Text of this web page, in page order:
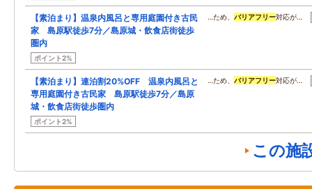
【素泊まり】温泉内風呂と専用庭園付き古民
家 島原駅徒歩7分／島原城・飲食店街徒歩
圏内
ポイント2%
…ため、 バリアフリー対応が…
【素泊まり】連泊割20%OFF 温泉内風呂と
専用庭園付き古民家 島原駅徒歩7分／島原
城・飲食店街徒歩圏内
ポイント2%
…ため、 バリアフリー対応が…
この施